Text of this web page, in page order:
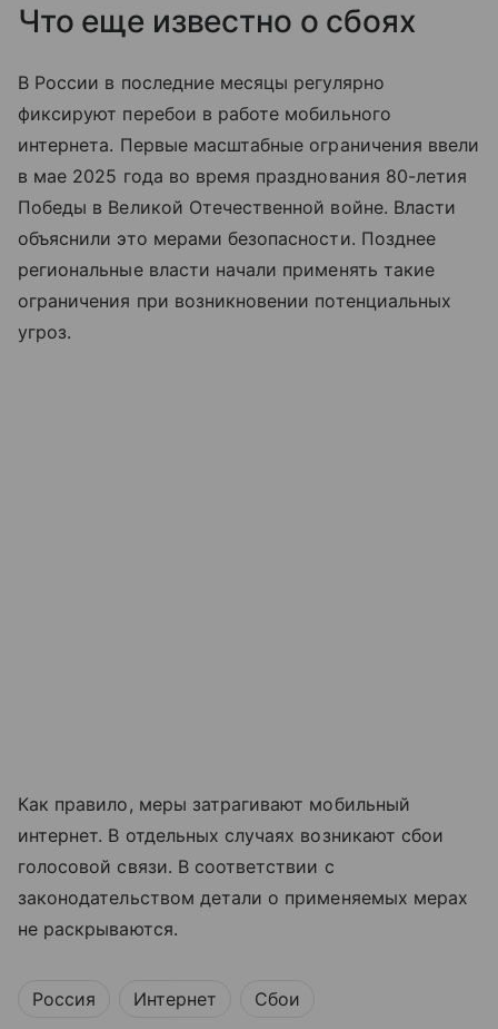
Что еще известно о сбоях
В России в последние месяцы регулярно
фиксируют перебои в работе мобильного
интернета. Первые масштабные ограничения ввели
в мае 2025 года во время празднования 80-летия
Победы в Великой Отечественной войне. Власти
объяснили это мерами безопасности. Позднее
региональные власти начали применять такие
ограничения при возникновении потенциальных
угроз.
Как правило, меры затрагивают мобильный
интернет. В отдельных случаях возникают сбои
голосовой связи. В соответствии с
законодательством детали о применяемых мерах
не раскрываются.
Россия Интернет Сбои